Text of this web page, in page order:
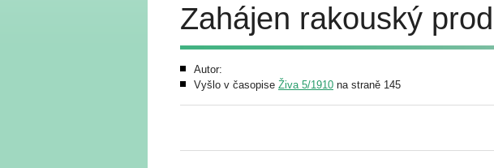
Zahájen rakouský
Autor:
Vyšlo v časopise Živa 5/1910 na straně 145